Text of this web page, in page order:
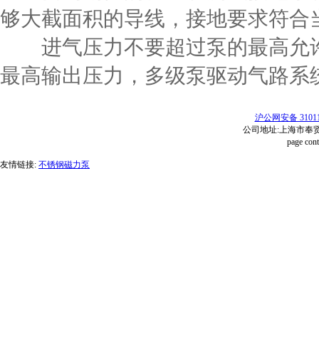
够大截面积的导线，接地要求符
进气压力不要超过泵的最高允
最高输出压力，多级泵驱动气路
沪公网安备
公司地址:上海市奉
page
友情链接: 不锈钢磁力泵